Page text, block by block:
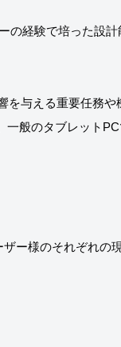
経験で培った設
与える重要任務
般のタブレット
ー様のそれぞれの